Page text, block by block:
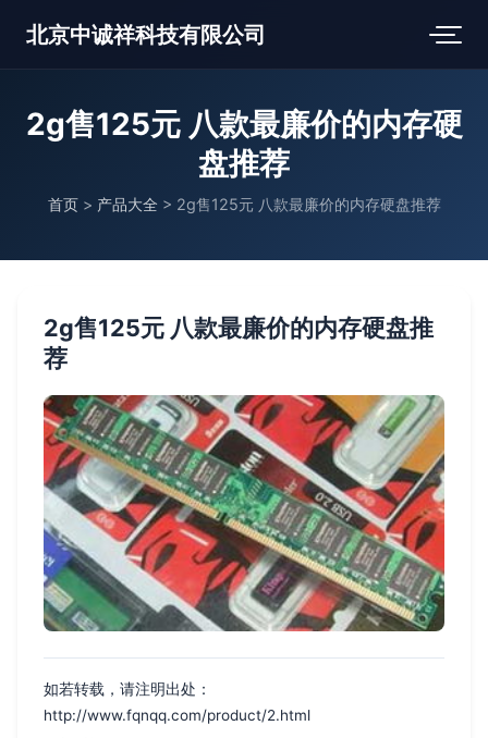
北京中诚祥科技有限公司
2g售125元 八款最廉价的内存硬
盘推荐
首页 > 产品大全 > 2g售125元 八款最廉价的内存硬盘推荐
2g售125元 八款最廉价的内存硬盘推
荐
如若转载，请注明出处：
http://www.fqnqq.com/product/2.html